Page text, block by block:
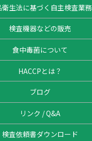
衛生法に基づく自主検査業務
検査機器などの販売
食中毒菌について
HACCPとは？
ブログ
リンク / Q&A
検査依頼書ダウンロード